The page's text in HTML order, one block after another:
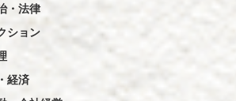
・法律
ション
経済